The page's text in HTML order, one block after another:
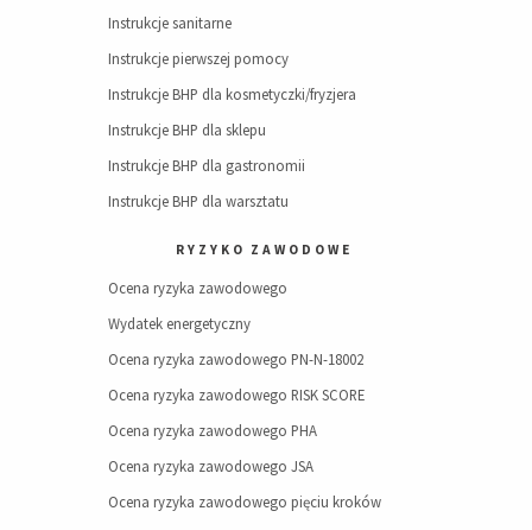
Instrukcje sanitarne
Instrukcje pierwszej pomocy
Instrukcje BHP dla kosmetyczki/fryzjera
Instrukcje BHP dla sklepu
Instrukcje BHP dla gastronomii
Instrukcje BHP dla warsztatu
RYZYKO ZAWODOWE
Ocena ryzyka zawodowego
Wydatek energetyczny
Ocena ryzyka zawodowego PN-N-18002
Ocena ryzyka zawodowego RISK SCORE
Ocena ryzyka zawodowego PHA
Ocena ryzyka zawodowego JSA
Ocena ryzyka zawodowego pięciu kroków